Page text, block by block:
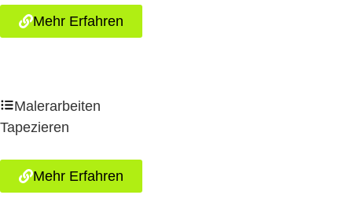
Mehr Erfahren
Malerarbeiten
Tapezieren
Mehr Erfahren